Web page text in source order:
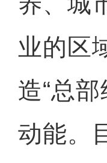
业的区
造“总
动能。